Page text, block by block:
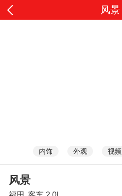
风景
内饰 外观 视频
风景